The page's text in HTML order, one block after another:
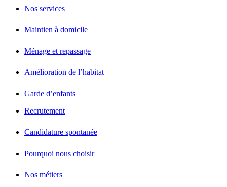
Nos services
Maintien à domicile
Ménage et repassage
Amélioration de l’habitat
Garde d’enfants
Recrutement
Candidature spontanée
Pourquoi nous choisir
Nos métiers